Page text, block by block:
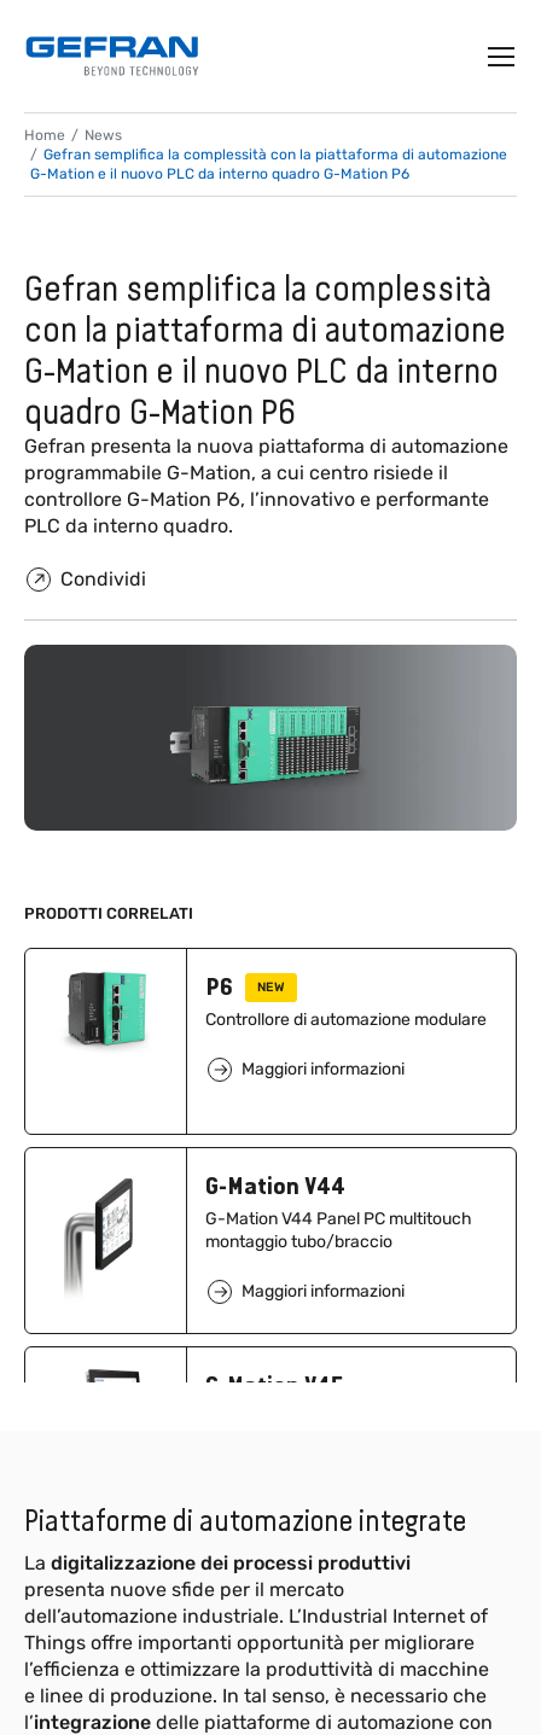
Home
News
Gefran semplifica la complessità con la piattaforma di automazione
G-Mation e il nuovo PLC da interno quadro G-Mation P6
Gefran semplifica la complessità
con la piattaforma di automazione
G-Mation e il nuovo PLC da interno
quadro G-Mation P6
Gefran presenta la nuova piattaforma di automazione
programmabile G-Mation, a cui centro risiede il
controllore G-Mation P6, l’innovativo e performante
PLC da interno quadro.
Condividi
PRODOTTI CORRELATI
P6 NEW
Controllore di automazione modulare
Maggiori informazioni
G-Mation V44
G-Mation V44 Panel PC multitouch
montaggio tubo/braccio
Maggiori informazioni
G-Mation V45
G3-AD8 NEW
Modulo 8 ingressi analogici
Maggiori informazioni
Piattaforme di automazione integrate
La digitalizzazione dei processi produttivi
presenta nuove sfide per il mercato
dell’automazione industriale. L’Industrial Internet of
Things offre importanti opportunità per migliorare
l’efficienza e ottimizzare la produttività di macchine
e linee di produzione. In tal senso, è necessario che
l’integrazione delle piattaforme di automazione con